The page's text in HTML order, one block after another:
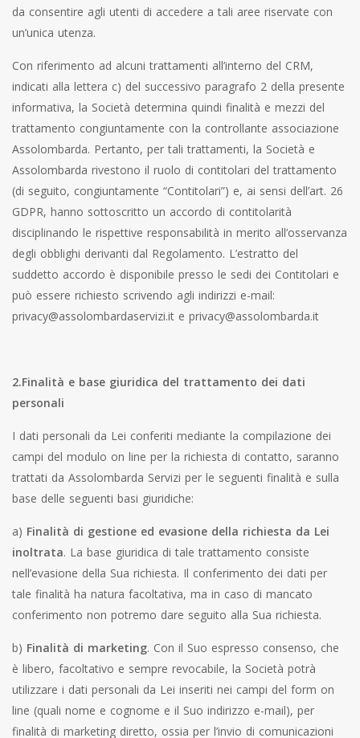
da consentire agli utenti di accedere a tali aree riservate con
un’unica utenza.
Con riferimento ad alcuni trattamenti all’interno del CRM,
indicati alla lettera c) del successivo paragrafo 2 della presente
informativa, la Società determina quindi finalità e mezzi del
trattamento congiuntamente con la controllante associazione
Assolombarda. Pertanto, per tali trattamenti, la Società e
Assolombarda rivestono il ruolo di contitolari del trattamento
(di seguito, congiuntamente “Contitolari”) e, ai sensi dell’art. 26
GDPR, hanno sottoscritto un accordo di contitolarità
disciplinando le rispettive responsabilità in merito all’osservanza
degli obblighi derivanti dal Regolamento. L’estratto del
suddetto accordo è disponibile presso le sedi dei Contitolari e
può essere richiesto scrivendo agli indirizzi e-mail:
privacy@assolombardaservizi.it e privacy@assolombarda.it
2.Finalità e base giuridica del trattamento dei dati
personali
I dati personali da Lei conferiti mediante la compilazione dei
campi del modulo on line per la richiesta di contatto, saranno
trattati da Assolombarda Servizi per le seguenti finalità e sulla
base delle seguenti basi giuridiche:
a) Finalità di gestione ed evasione della richiesta da Lei
inoltrata. La base giuridica di tale trattamento consiste
nell’evasione della Sua richiesta. Il conferimento dei dati per
tale finalità ha natura facoltativa, ma in caso di mancato
conferimento non potremo dare seguito alla Sua richiesta.
b) Finalità di marketing. Con il Suo espresso consenso, che
è libero, facoltativo e sempre revocabile, la Società potrà
utilizzare i dati personali da Lei inseriti nei campi del form on
line (quali nome e cognome e il Suo indirizzo e-mail), per
finalità di marketing diretto, ossia per l’invio di comunicazioni